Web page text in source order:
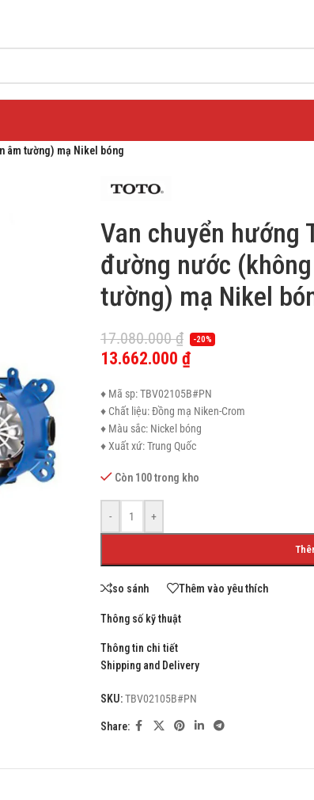
SHOP LAYOUTS
Hidden sidebar
HOT
With background
Category description
Load more button
âm tường) mạ Nikel bóng
Van chuyển hướng
đường nước
tường) mạ Nikel
17.080.000₫ -20%
13.662.000 ₫
♦ Mã sp: TBV02105B#PN
♦ Chất liệu: Đồng mạ Niken-Crom
♦ Màu sắc: Nickel bóng
♦ Xuất xứ: Trung Quốc
Còn 100 trong kho
- +
so sánh Thêm vào yêu thích
Thông số kỹ thuật
Thông tin chi tiết
Shipping and Delivery
SKU:TBV02105B#PN
Share: